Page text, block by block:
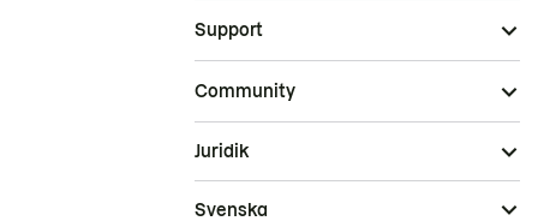
Support
Community
Juridik
Svenska